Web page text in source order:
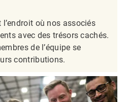
l’endroit où nos associés
avec des trésors cachés.
de l’équipe se
contributions.​​​​​​​